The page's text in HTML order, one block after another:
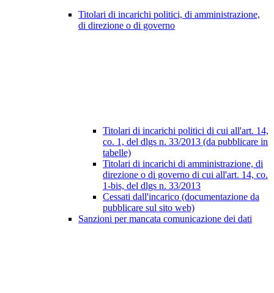
Titolari di incarichi politici, di amministrazione,
di direzione o di governo
Titolari di incarichi politici di cui all'art. 14,
co. 1, del dlgs n. 33/2013 (da pubblicare in
tabelle)
Titolari di incarichi di amministrazione, di
direzione o di governo di cui all'art. 14, co.
1-bis, del dlgs n. 33/2013
Cessati dall'incarico (documentazione da
pubblicare sul sito web)
Sanzioni per mancata comunicazione dei dati